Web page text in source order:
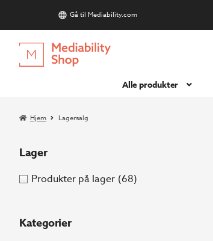
Gå til Mediability.com
Hopp
til
Hopp
til
Alle produkter
Hjem Lagersalg
Lager
Produkter på lager (68)
Kategorier